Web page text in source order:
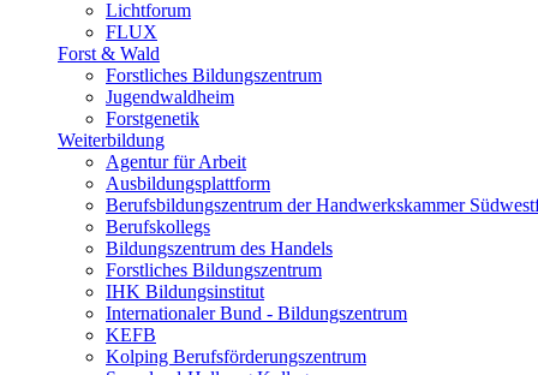
Lichtforum
FLUX
Forst & Wald
Forstliches Bildungszentrum
Jugendwaldheim
Forstgenetik
Weiterbildung
Agentur für Arbeit
Ausbildungsplattform
Berufsbildungszentrum der Handwerkskammer
Berufskollegs
Bildungszentrum des Handels
Forstliches Bildungszentrum
IHK Bildungsinstitut
Internationaler Bund - Bildungszentrum
KEFB
Kolping Berufsförderungszentrum